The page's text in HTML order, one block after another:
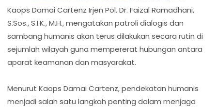
Kaops Damai Cartenz Irjen Pol. Dr. Faizal Ramadhani,
S.Sos., S.I.K., M.H., mengatakan patroli dialogis dan
sambang humanis akan terus dilakukan secara rutin di
sejumlah wilayah guna mempererat hubungan antara
aparat keamanan dan masyarakat.
Menurut Kaops Damai Cartenz, pendekatan humanis
menjadi salah satu langkah penting dalam menjaga